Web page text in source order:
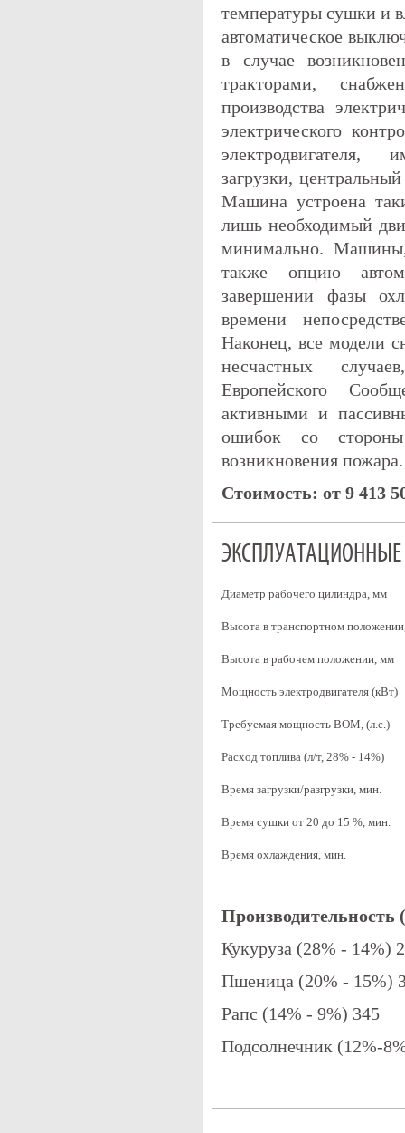
температуры сушки и
автоматическое
в случае
тракторами,
производства
электрического
электродвигателя,
загрузки,
Машина устроена
лишь необходимый
минимально. Машины,
также опцию
завершении фазы
времени
Наконец, все модели
несчастных
Европейского
активными и
ошибок со
возникновения пожара.
Стоимость: от 9 413
ЭКСПЛУАТАЦИОННЫЕ
Диаметр рабочего цилиндра, мм
Высота в транспортном
Высота в рабочем положении, мм
Мощность электродвигателя (кВт)
Требуемая мощность ВОМ, (л.с.)
Расход топлива (л/т, 28% - 14%)
Время загрузки/разгрузки, мин.
Время сушки от 20 до 15 %, мин.
Время охлаждения, мин.
Производительность
Кукуруза (28% - 14%)
Пшеница (20% - 15%)
Рапс (14% - 9%) 345
Подсолнечник (12%-